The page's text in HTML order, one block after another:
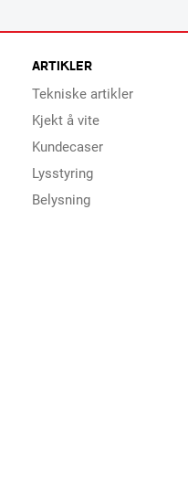
ARTIKLER
Tekniske artikler
Kjekt å vite
Kundecaser
Lysstyring
Belysning